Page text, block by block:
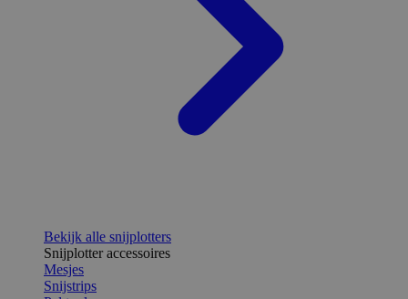
Bekijk alle snijplotters
Snijplotter accessoires
Mesjes
Snijstrips